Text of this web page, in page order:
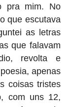
pra mim. No
que escutava
as letras
que falavam
revolta e
apenas
coisas tristes
com uns 12,